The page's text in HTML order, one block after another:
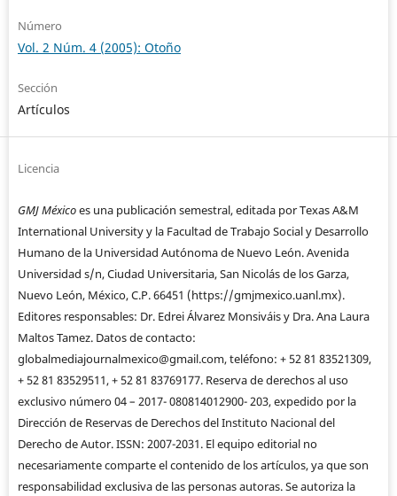
Número
Vol. 2 Núm. 4 (2005): Otoño
Sección
Artículos
Licencia
GMJ Méxicoes una publicación semestral, editada por Texas A&M
International University y la Facultad de Trabajo Social y Desarrollo
Humano de la Universidad Autónoma de Nuevo León. Avenida
Universidad s/n, Ciudad Universitaria, San Nicolás de los Garza,
Nuevo León, México, C.P. 66451 (https://gmjmexico.uanl.mx).
Editores responsables: Dr. Edrei Álvarez Monsiváis y Dra. Ana Laura
Maltos Tamez. Datos de contacto:
globalmediajournalmexico@gmail.com, teléfono: + 52 81 83521309,
+ 52 81 83529511, + 52 81 83769177. Reserva de derechos al uso
exclusivo número 04 – 2017- 080814012900- 203, expedido por la
Dirección de Reservas de Derechos del Instituto Nacional del
Derecho de Autor. ISSN: 2007-2031. El equipo editorial no
necesariamente comparte el contenido de los artículos, ya que son
responsabilidad exclusiva de las personas autoras. Se autoriza la